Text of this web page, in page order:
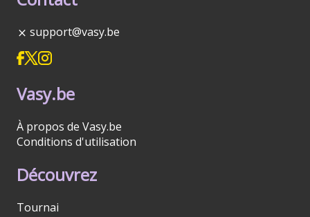
support@vasy.be
Vasy.be
À propos de Vasy.be
Conditions d'utilisation
Découvrez
Tournai